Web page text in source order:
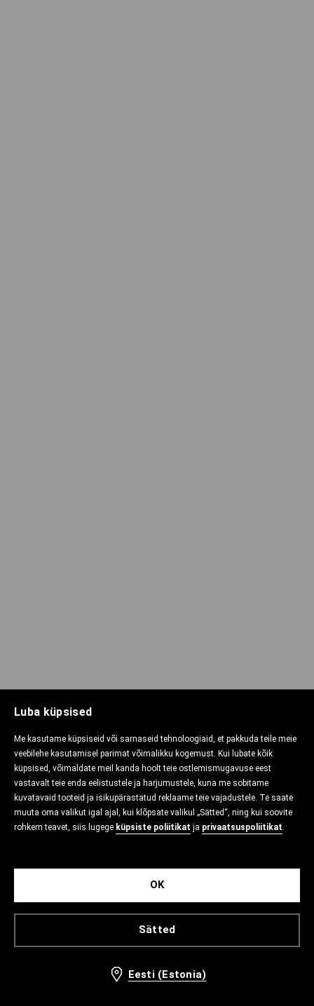
Luba küpsised
Me kasutame küpsiseid või sarnaseid tehnoloogiaid, et pakkuda teile meie
veebilehe kasutamisel parimat võimalikku kogemust. Kui lubate kõik
küpsised, võimaldate meil kanda hoolt teie ostlemismugavuse eest
vastavalt teie enda eelistustele ja harjumustele, kuna me sobitame
kuvatavaid tooteid ja isikupärastatud reklaame teie vajadustele. Te saate
muuta oma valikut igal ajal, kui klõpsate valikul „Sätted“, ning kui soovite
rohkem teavet, siis lugege küpsiste poliitikat ja privaatsuspoliitikat.
Sätted
OK
Eesti (Estonia)